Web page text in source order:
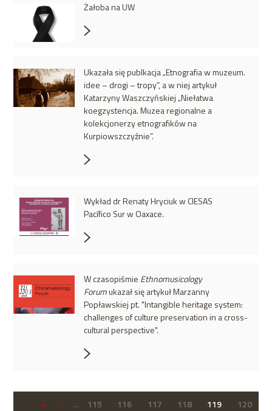
Żałoba na UW
Ukazała się publkacja „Etnografia w muzeum.
idee – drogi – tropy”, a w niej artykuł
Katarzyny Waszczyńskiej „Niełatwa
koegzystencja. Muzea regionalne a
kolekcjonerzy etnografików na
Kurpiowszczyźnie”.
Wykład dr Renaty Hryciuk w CIESAS
Pacífico Sur w Oaxace.
W czasopiśmie Ethnomusicology
Forumukazał się artykuł Marzanny
Popławskiej pt. "Intangible heritage system:
challenges of culture preservation in a cross-
cultural perspective".
« ‹ … 115 116 117 118 119
120